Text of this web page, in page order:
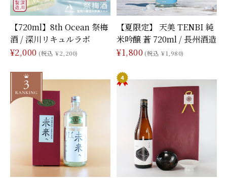
【720ml】8th Ocean 祭梅
酒 / 深川リキュルラボ
¥2,000 (税込 ¥2,200)
【夏限定】 天美 TENBI 純
米吟醸 蒼 720ml / 長州酒造
¥1,800 (税込 ¥1,980)